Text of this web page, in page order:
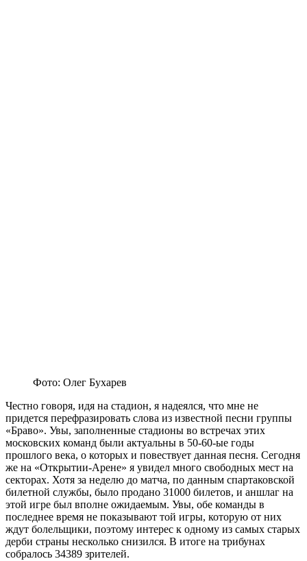
Фото: Олег Бухарев
Честно говоря, идя на стадион, я надеялся, что мне не
придется перефразировать слова из известной песни группы
«Браво». Увы, заполненные стадионы во встречах этих
московских команд были актуальны в 50-60-ые годы
прошлого века, о которых и повествует данная песня. Сегодня
же на «Открытии-Арене» я увидел много свободных мест на
секторах. Хотя за неделю до матча, по данным спартаковской
билетной службы, было продано 31000 билетов, и аншлаг на
этой игре был вполне ожидаемым. Увы, обе команды в
последнее время не показывают той игры, которую от них
ждут болельщики, поэтому интерес к одному из самых старых
дерби страны несколько снизился. В итоге на трибунах
собралось 34389 зрителей.